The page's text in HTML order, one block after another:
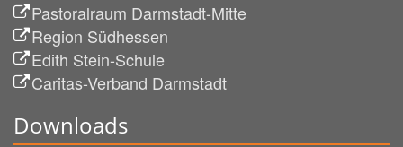
Pastoralraum Darmstadt-Mitte
Region Südhessen
Edith Stein-Schule
Caritas-Verband Darmstadt
Downloads